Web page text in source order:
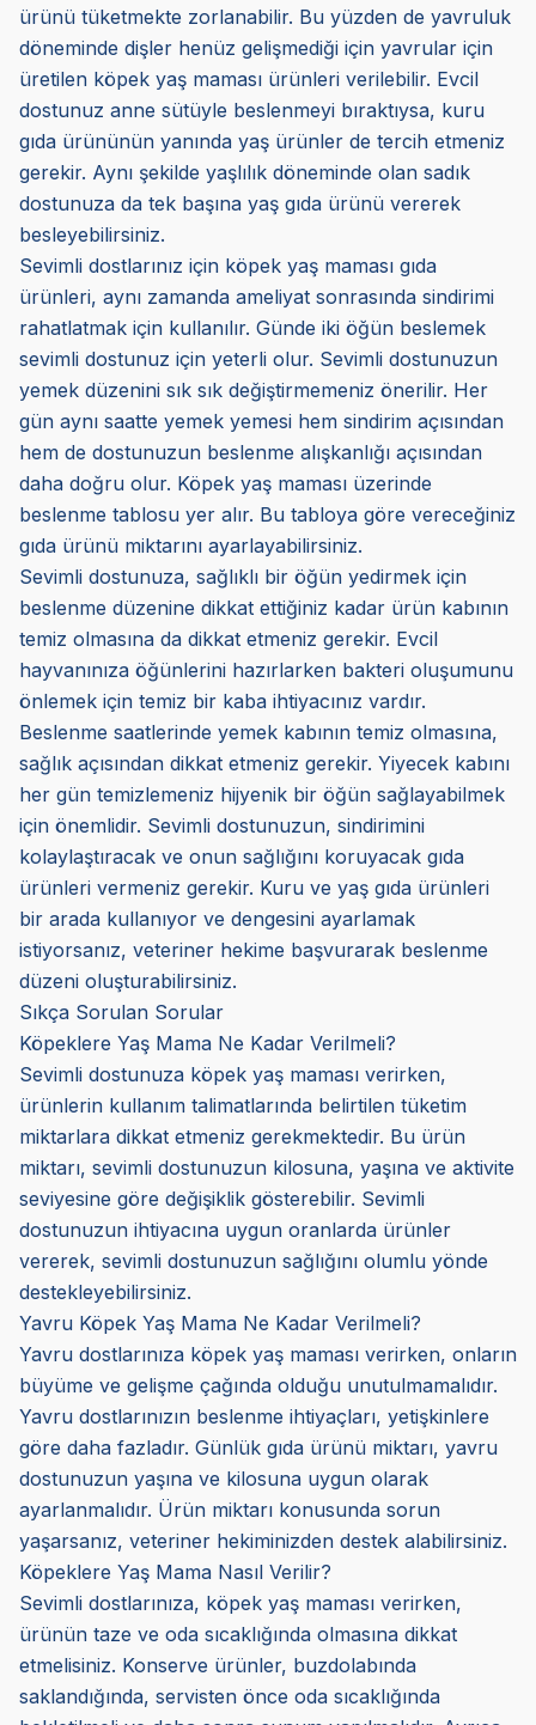
ürünü tüketmekte zorlanabilir. Bu yüzden de yavruluk
döneminde dişler henüz gelişmediği için yavrular için
üretilen köpek yaş maması ürünleri verilebilir. Evcil
dostunuz anne sütüyle beslenmeyi bıraktıysa, kuru
gıda ürününün yanında yaş ürünler de tercih etmeniz
gerekir. Aynı şekilde yaşlılık döneminde olan sadık
dostunuza da tek başına yaş gıda ürünü vererek
besleyebilirsiniz.
Sevimli dostlarınız için köpek yaş maması gıda
ürünleri, aynı zamanda ameliyat sonrasında sindirimi
rahatlatmak için kullanılır. Günde iki öğün beslemek
sevimli dostunuz için yeterli olur. Sevimli dostunuzun
yemek düzenini sık sık değiştirmemeniz önerilir. Her
gün aynı saatte yemek yemesi hem sindirim açısından
hem de dostunuzun beslenme alışkanlığı açısından
daha doğru olur. Köpek yaş maması üzerinde
beslenme tablosu yer alır. Bu tabloya göre vereceğiniz
gıda ürünü miktarını ayarlayabilirsiniz.
Sevimli dostunuza, sağlıklı bir öğün yedirmek için
beslenme düzenine dikkat ettiğiniz kadar ürün kabının
temiz olmasına da dikkat etmeniz gerekir. Evcil
hayvanınıza öğünlerini hazırlarken bakteri oluşumunu
önlemek için temiz bir kaba ihtiyacınız vardır.
Beslenme saatlerinde yemek kabının temiz olmasına,
sağlık açısından dikkat etmeniz gerekir. Yiyecek kabını
her gün temizlemeniz hijyenik bir öğün sağlayabilmek
için önemlidir. Sevimli dostunuzun, sindirimini
kolaylaştıracak ve onun sağlığını koruyacak gıda
ürünleri vermeniz gerekir. Kuru ve yaş gıda ürünleri
bir arada kullanıyor ve dengesini ayarlamak
istiyorsanız, veteriner hekime başvurarak beslenme
düzeni oluşturabilirsiniz.
Sıkça Sorulan Sorular
Köpeklere Yaş Mama Ne Kadar Verilmeli?
Sevimli dostunuza köpek yaş maması verirken,
ürünlerin kullanım talimatlarında belirtilen tüketim
miktarlara dikkat etmeniz gerekmektedir. Bu ürün
miktarı, sevimli dostunuzun kilosuna, yaşına ve aktivite
seviyesine göre değişiklik gösterebilir. Sevimli
dostunuzun ihtiyacına uygun oranlarda ürünler
vererek, sevimli dostunuzun sağlığını olumlu yönde
destekleyebilirsiniz.
Yavru Köpek Yaş Mama Ne Kadar Verilmeli?
Yavru dostlarınıza köpek yaş maması verirken, onların
büyüme ve gelişme çağında olduğu unutulmamalıdır.
Yavru dostlarınızın beslenme ihtiyaçları, yetişkinlere
göre daha fazladır. Günlük gıda ürünü miktarı, yavru
dostunuzun yaşına ve kilosuna uygun olarak
ayarlanmalıdır. Ürün miktarı konusunda sorun
yaşarsanız, veteriner hekiminizden destek alabilirsiniz.
Köpeklere Yaş Mama Nasıl Verilir?
Sevimli dostlarınıza, köpek yaş maması verirken,
ürünün taze ve oda sıcaklığında olmasına dikkat
etmelisiniz. Konserve ürünler, buzdolabında
saklandığında, servisten önce oda sıcaklığında